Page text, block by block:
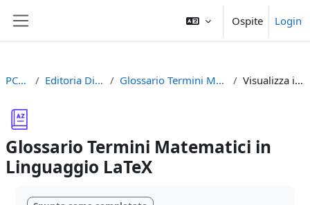
Ospite Login
PCTO2023 Editoria Digitale Accademica Glossario Termini Matematici in Linguaggio LaTeX Visualizza in ordine alfabetico
Glossario Termini Matematici in
Linguaggio LaTeX